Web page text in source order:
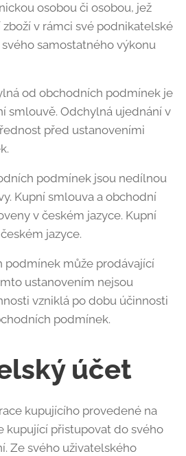
osobou či osobou, jež
v rámci své podnikatelské
samostatného výkonu
od obchodních podmínek je
smlouvě. Odchylná ujednání v
před ustanoveními
podmínek jsou nedílnou
Kupní smlouva a obchodní
v českém jazyce. Kupní
jazyce.
podmínek může prodávající
ustanovením nejsou
vzniklá po dobu účinnosti
podmínek.
účet
kupujícího provedené na
kupující přistupovat do svého
Ze svého uživatelského